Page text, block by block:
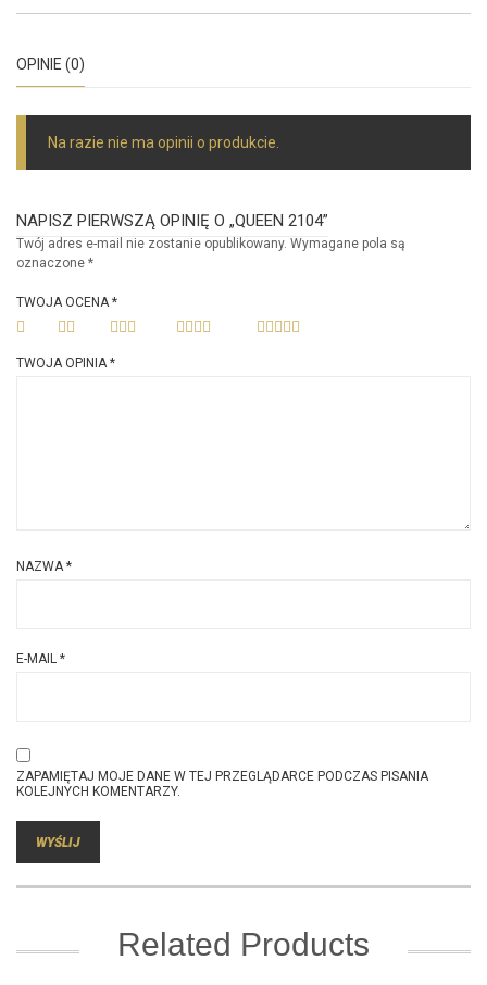
OPINIE (0)
Na razie nie ma opinii o produkcie.
NAPISZ PIERWSZĄ OPINIĘ O „QUEEN 2104”
Twój adres e-mail nie zostanie opublikowany. Wymagane pola są
oznaczone *
TWOJA OCENA *
TWOJA OPINIA *
NAZWA *
E-MAIL *
ZAPAMIĘTAJ MOJE DANE W TEJ PRZEGLĄDARCE PODCZAS PISANIA
KOLEJNYCH KOMENTARZY.
Related Products